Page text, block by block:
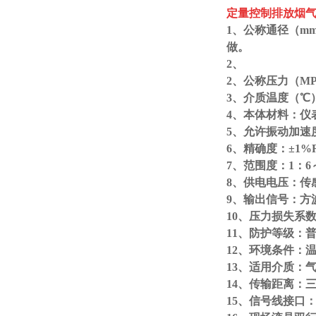
定量控制排放烟
1、 公称通径 （
做。
2、
2、 公称压力 （
3、介质温度 （℃
4、 本体材料：仪
5、
允许振动加速
6、 精确度：
7、 范围度： 1 ： 6
8、 供电电压：传
9、 输出信号：方
10、 压力损失系
11、
防护等级：
12、 环境条件：
13、 适用介质：
14、 传输距离：
15、 信号线接口